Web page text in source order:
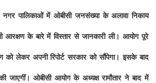
पालिकाओं में ओबीसी जनसंख्या के अलावा निकाय
के बारे में विस्तार से जानकारी ली। आयोग पूरे
को लेकर अपनी रिपोर्ट सरकार को सौंपेगा। इसके बाद
जाएगीं। ओबीसी आयोग के अध्यक्ष रामौतार ने बाद में